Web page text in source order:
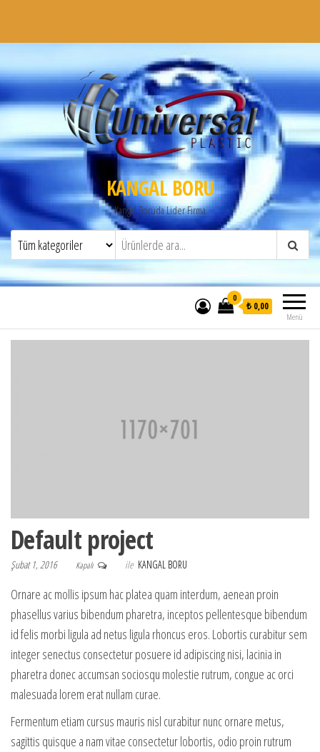
KANGAL BORU
Kangal Boruda Lider Firma
Menü
0
₺ 0,00
Default project
Şubat 1, 2016 Kapalı ile KANGAL BORU
Ornare ac mollis ipsum hac platea quam interdum, aenean proin
phasellus varius bibendum pharetra, inceptos pellentesque bibendum
id felis morbi ligula ad netus ligula rhoncus eros. Lobortis curabitur sem
integer senectus consectetur posuere id adipiscing nisi, lacinia in
pharetra donec accumsan sociosqu molestie rutrum, congue ac orci
malesuada lorem erat nullam curae.
Fermentum etiam cursus mauris nisl curabitur nunc ornare metus,
sagittis quisque a nam vitae consectetur lobortis, odio proin rutrum